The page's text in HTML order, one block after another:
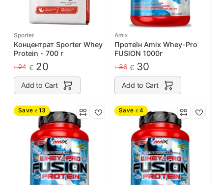
Sporter
Концентрат Sporter Whey
Protein - 700 г
€24 € 20
Add to Cart
Amix
Протеїн Amix Whey-Pro
FUSION 1000г
€36 € 30
Add to Cart
Save € 13 Save € 4